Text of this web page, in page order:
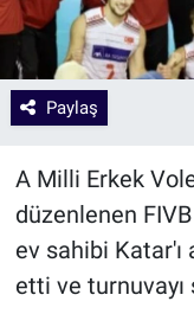
Paylaş
A Milli Erkek
düzenlenen
ev sahibi Katar'ı
etti ve